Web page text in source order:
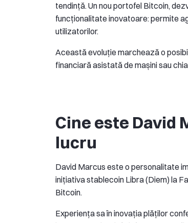
tendință. Un nou portofel Bitcoin,
funcționalitate inovatoare: permite
utilizatorilor.
Această evoluție marchează o
financiară asistată de mașini sau
Cine este David
lucru
David Marcus este o personalitate
inițiativa stablecoin Libra (Diem) la
Bitcoin.
Experiența sa în inovația plăților